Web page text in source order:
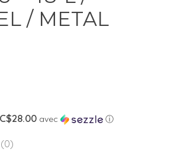
/ METAL
C$28.00 avec ⓘ
à
(0)